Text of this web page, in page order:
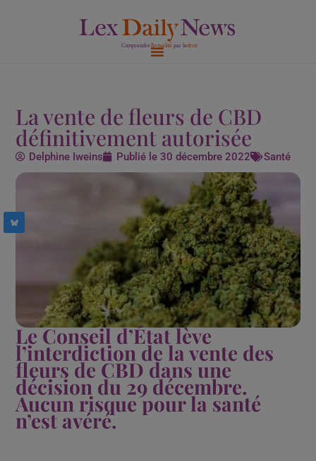
La vente de fleurs de CBD
définitivement autorisée
Delphine Iweins Publié le30 décembre 2022 Santé
Le Conseil d’État lève
l’interdiction de la vente des
fleurs de CBD dans une
décision du 29 décembre.
Aucun risque pour la santé
n’est avéré.